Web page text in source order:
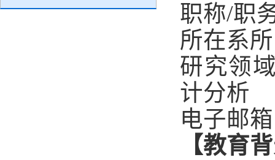
职称/职
所在系
研究领
计分析
电子邮
【教育